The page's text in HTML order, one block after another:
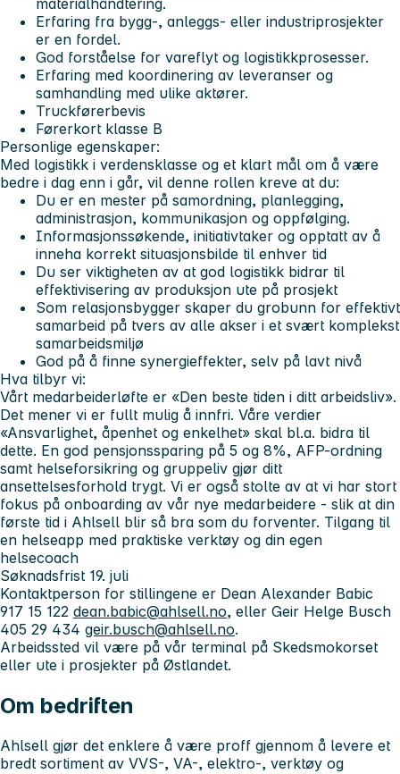
materialhåndtering.
Erfaring fra bygg-, anleggs- eller industriprosjekter
er en fordel.
God forståelse for vareflyt og logistikkprosesser.
Erfaring med koordinering av leveranser og
samhandling med ulike aktører.
Truckførerbevis
Førerkort klasse B
Personlige egenskaper:
Med logistikk i verdensklasse og et klart mål om å være
bedre i dag enn i går, vil denne rollen kreve at du:
Du er en mester på samordning, planlegging,
administrasjon, kommunikasjon og oppfølging.
Informasjonssøkende, initiativtaker og opptatt av å
inneha korrekt situasjonsbilde til enhver tid
Du ser viktigheten av at god logistikk bidrar til
effektivisering av produksjon ute på prosjekt
Som relasjonsbygger skaper du grobunn for effektivt
samarbeid på tvers av alle akser i et svært komplekst
samarbeidsmiljø
God på å finne synergieffekter, selv på lavt nivå
Hva tilbyr vi:
Vårt medarbeiderløfte er «Den beste tiden i ditt arbeidsliv».
Det mener vi er fullt mulig å innfri. Våre verdier
«Ansvarlighet, åpenhet og enkelhet» skal bl.a. bidra til
dette. En god pensjonssparing på 5 og 8%, AFP-ordning
samt helseforsikring og gruppeliv gjør ditt
ansettelsesforhold trygt. Vi er også stolte av at vi har stort
fokus på onboarding av vår nye medarbeidere - slik at din
første tid i Ahlsell blir så bra som du forventer. Tilgang til
en helseapp med praktiske verktøy og din egen
helsecoach
Søknadsfrist 19. juli
Kontaktperson for stillingene er Dean Alexander Babic
917 15 122 dean.babic@ahlsell.no, eller Geir Helge Busch
405 29 434 geir.busch@ahlsell.no.
Arbeidssted vil være på vår terminal på Skedsmokorset
eller ute i prosjekter på Østlandet.
Om bedriften
Ahlsell gjør det enklere å være proff gjennom å levere et
bredt sortiment av VVS-, VA-, elektro-, verktøy og